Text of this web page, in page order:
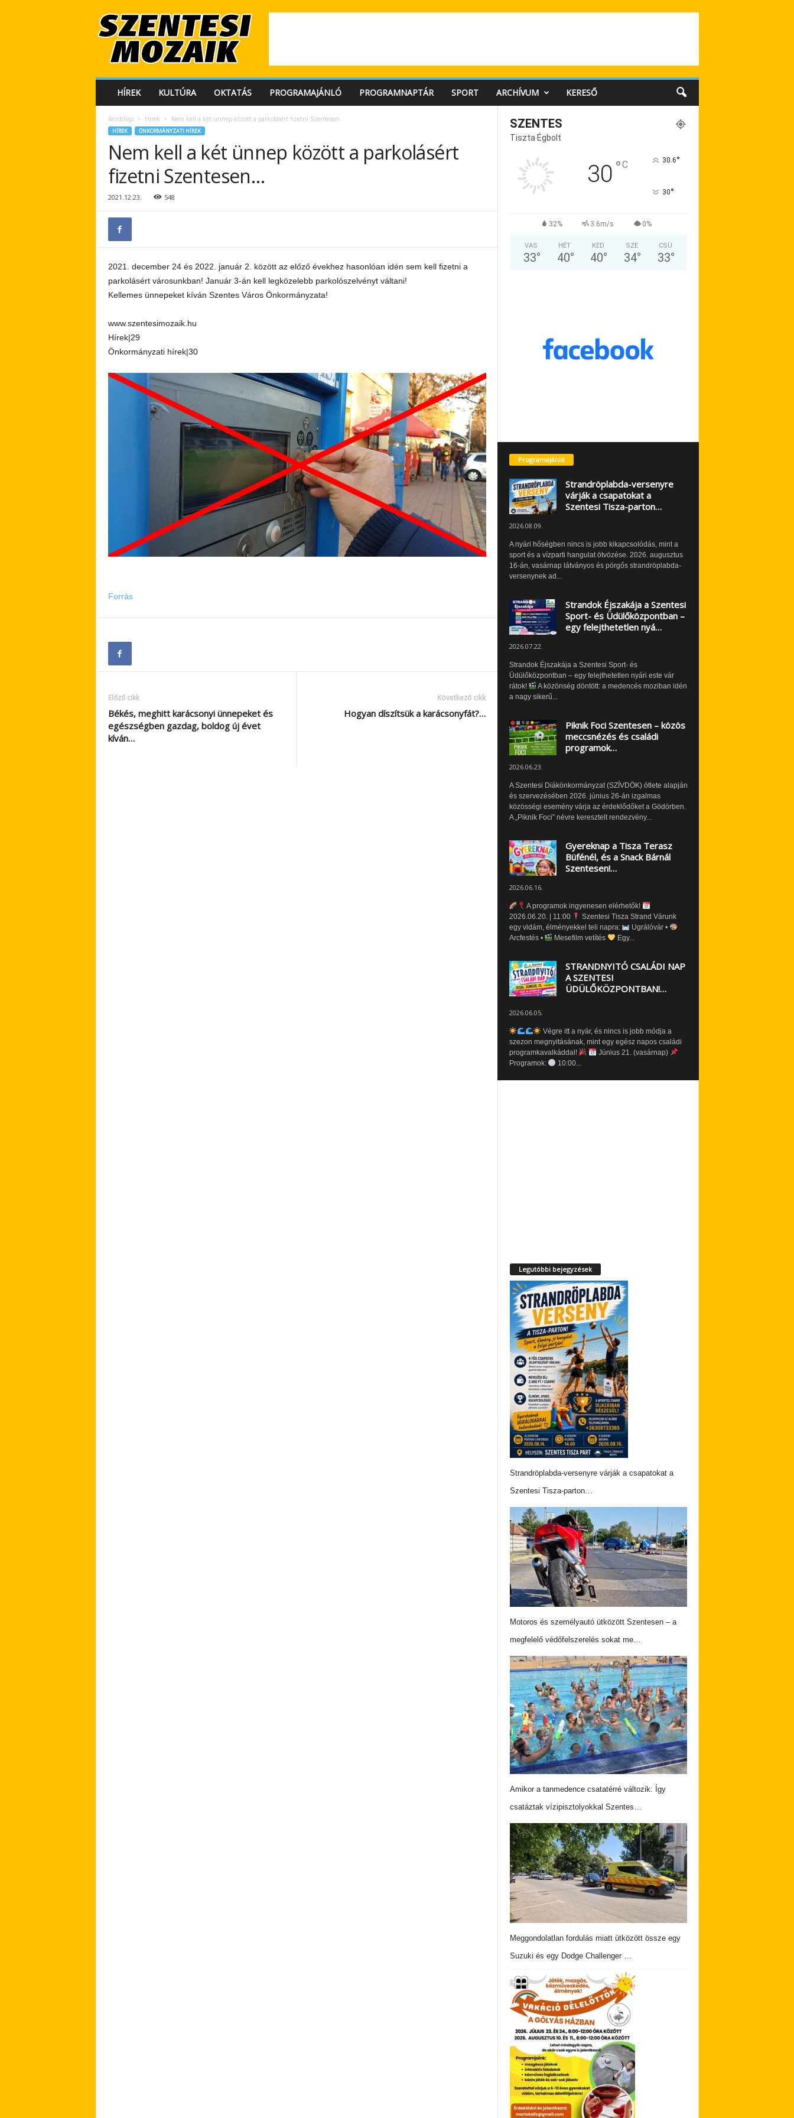
e
HÍREK KULTÚRA OKTATÁS PROGRAMAJÁNLÓ PROGRAMNAPTÁR SPORT ARCHÍVUM KERESŐ
Kezdőlap Hírek Nem kell a két ünnep között a parkolásért fizetni Szentesen…
HÍREK ÖNKORMÁNYZATI HÍREK
Nem kell a két ünnep között a parkolásért
fizetni Szentesen…
2021.12.23. 548
2021. december 24 és 2022. január 2. között az előző évekhez hasonlóan idén sem kell fizetni a
parkolásért városunkban! Január 3-án kell legközelebb parkolószelvényt váltani!
Kellemes ünnepeket kíván Szentes Város Önkormányzata!
www.szentesimozaik.hu
Hírek|29
Önkormányzati hírek|30
Forrás
Előző cikk
Békés, meghitt karácsonyi ünnepeket és
egészségben gazdag, boldog új évet
kíván…
Következő cikk
Hogyan díszítsük a karácsonyfát?…
SZENTES
Tiszta Égbolt
30 °C 30.6°
30°
32% 3.6m/s 0%
VAS
33°
HÉT
40°
KED
40°
SZE
34°
CSÜ
33°
Programajánló
Strandröplabda-versenyre
várják a csapatokat a
Szentesi Tisza-parton…
2026.08.09.
A nyári hőségben nincs is jobb kikapcsolódás, mint a
sport és a vízparti hangulat ötvözése. 2026. augusztus
16-án, vasárnap látványos és pörgős strandröplabda-
versenynek ad...
Strandok Éjszakája a Szentesi
Sport- és Üdülőközpontban –
egy felejthetetlen nyá…
2026.07.22.
Strandok Éjszakája a Szentesi Sport- és
Üdülőközpontban – egy felejthetetlen nyári este vár
rátok!
A közönség döntött: a medencés moziban idén
a nagy sikerű...
Piknik Foci Szentesen – közös
meccsnézés és családi
programok…
2026.06.23.
A Szentesi Diákönkormányzat (SZÍVDÖK) ötlete alapján
és szervezésében 2026. június 26-án izgalmas
közösségi esemény várja az érdeklődőket a Gödörben.
A „Piknik Foci” névre keresztelt rendezvény...
Gyereknap a Tisza Terasz
Büfénél, és a Snack Bárnál
Szentesen!…
2026.06.16.
A programok ingyenesen elérhetők!
2026.06.20. | 11:00
Szentesi Tisza Strand Várunk
egy vidám, élményekkel teli napra:
Ugrálóvár •
Arcfestés •
Mesefilm vetítés Egy...
STRANDNYITÓ CSALÁDI NAP
A SZENTESI
ÜDÜLŐKÖZPONTBAN!…
2026.06.05.
Végre itt a nyár, és nincs is jobb módja a
szezon megnyitásának, mint egy egész napos családi
programkavalkáddal!
Június 21. (vasárnap)
Programok:
10:00...
Legutóbbi bejegyzések
Strandröplabda-versenyre várják a csapatokat a
Szentesi Tisza-parton…
Motoros és személyautó ütközött Szentesen – a
megfelelő védőfelszerelés sokat me…
Amikor a tanmedence csatatérré változik: Így
csatáztak vízipisztolyokkal Szentes…
Meggondolatlan fordulás miatt ütközött össze egy
Suzuki és egy Dodge Challenger …